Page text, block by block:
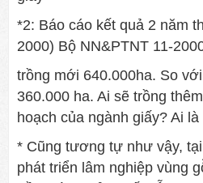
*2: Báo cáo kết quả 2 năm
2000) Bộ NN&PTNT 11-
trồng mới 640.000ha. So
360.000 ha. Ai sẽ trồng
hoạch của ngành giấy? Ai
* Cũng tương tự như vậy,
phát triển lâm nghiệp vùng